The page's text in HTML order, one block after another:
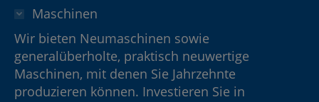
Maschinen
Wir bieten Neumaschinen sowie
generalüberholte, praktisch neuwertige
Maschinen, mit denen Sie Jahrzehnte
produzieren können. Investieren Sie in